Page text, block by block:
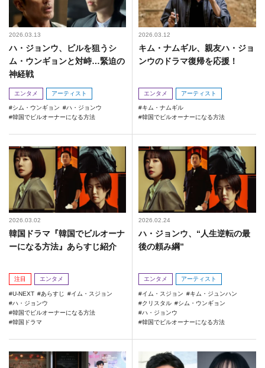
2026.03.13
ハ・ジョンウ、ビルを狙うシ
ム・ウンギョンと対峙…緊迫の
神経戦
エンタメ アーティスト
シム・ウンギョン
ハ・ジョンウ
韓国でビルオーナーになる方法
2026.03.12
キム・ナムギル、親友ハ・ジョ
ンウのドラマ復帰を応援！
エンタメ アーティスト
キム・ナムギル
韓国でビルオーナーになる方法
2026.03.02
韓国ドラマ『韓国でビルオーナ
ーになる方法』あらすじ紹介
注目 エンタメ
U-NEXT あらすじ
イム・スジョン
ハ・ジョンウ
韓国でビルオーナーになる方法
韓国ドラマ
2026.02.24
ハ・ジョンウ、“人生逆転の最
後の頼み綱”
エンタメ アーティスト
イム・スジョン
キム・ジュンハン
クリスタル
シム・ウンギョン
ハ・ジョンウ
韓国でビルオーナーになる方法